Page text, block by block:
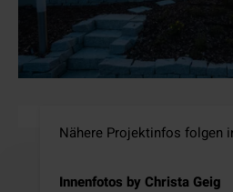
Nähere Projektinfos folgen
Innenfotos by Christa Geig